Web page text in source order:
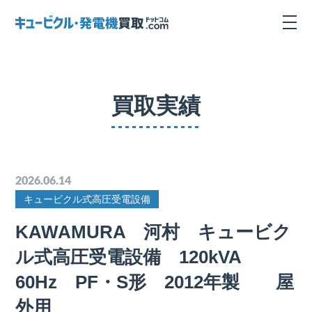
買取実績
2026.06.14
キュービクル式高圧受電設備
KAWAMURA 河村 キュービク
ル式高圧受電設備 120kVA
60Hz PF・S形 2012年製 屋
外用